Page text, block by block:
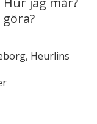
Heurlins